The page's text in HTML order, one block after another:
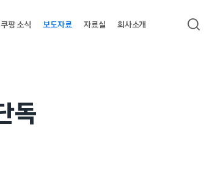
쿠팡 소식 보도자료 자료실 회사소개 검색
독